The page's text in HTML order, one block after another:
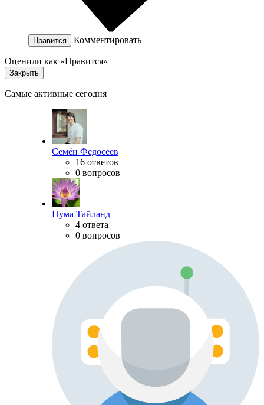
Нравится Комментировать
Оценили как «Нравится»
Закрыть
Самые активные сегодня
Семён Федосеев
16 ответов
0 вопросов
Пума Тайланд
4 ответа
0 вопросов